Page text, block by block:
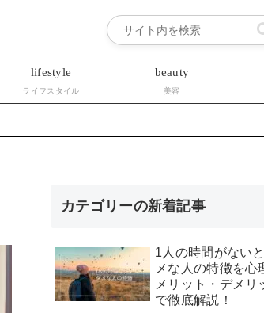
lifestyle
ライフスタイル
beauty
美容
カテゴリーの新着記事
1人の時間がない
メな人の特徴を心
メリット・デメリ
で徹底解説！